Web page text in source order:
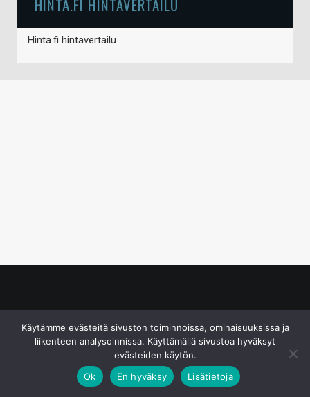
HINTA.FI HINTAVERTAILU
Hinta.fi hintavertailu
Käytämme evästeitä sivuston toiminnoissa, ominaisuuksissa ja
liikenteen analysoinnissa. Käyttämällä sivustoa hyväksyt
evästeiden käytön.
Ok
En hyväksy Lisätietoja